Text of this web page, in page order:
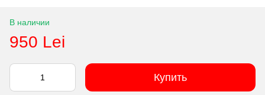
В наличии
950 Lei
Купить